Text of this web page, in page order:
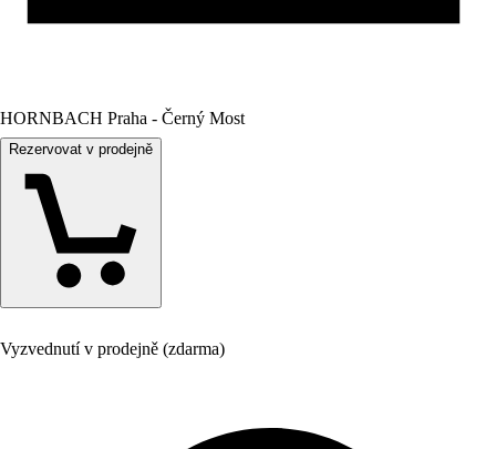
HORNBACH Praha - Černý Most
Rezervovat v prodejně
Vyzvednutí v prodejně (zdarma)